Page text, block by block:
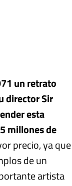
un retrato
director Sir
esta
millones de
precio, ya que
de un
artista